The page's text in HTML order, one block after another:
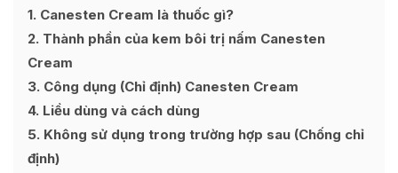
1 Canesten Cream là thuốc gì?
2 Thành phần của kem bôi trị nấm Canesten
Cream
3 Công dụng (Chỉ định) Canesten Cream
4 Liều dùng và cách dùng
5 Không sử dụng trong trường hợp sau (Chống chỉ
định)